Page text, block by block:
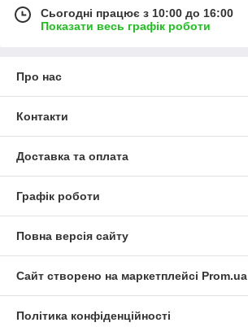
Сьогодні працює з 10:00 до 16:00
Показати весь графік роботи
Про нас
Контакти
Доставка та оплата
Графік роботи
Повна версія сайту
Сайт створено на маркетплейсі Prom.ua
Політика конфіденційності